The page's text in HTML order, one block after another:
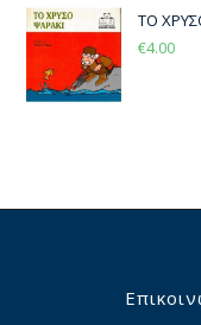
ΤΟ
€4.00